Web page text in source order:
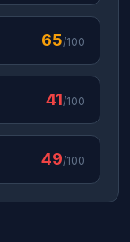
65/100
41/100
49/100